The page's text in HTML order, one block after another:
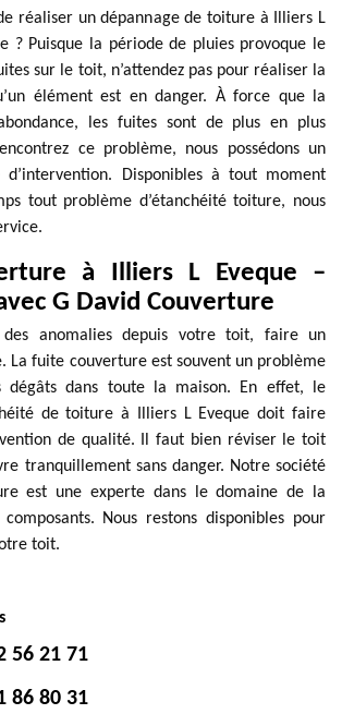
réaliser un dépannage de toiture à Illiers L
? Puisque la période de pluies provoque le
sur le toit, n’attendez pas pour réaliser la
élément est en danger. À force que la
les fuites sont de plus en plus
ce problème, nous possédons un
d’intervention. Disponibles à tout moment
tout problème d’étanchéité toiture, nous
à Illiers L Eveque –
G David Couverture
des anomalies depuis votre toit, faire un
La fuite couverture est souvent un problème
dégâts dans toute la maison. En effet, le
de toiture à Illiers L Eveque doit faire
de qualité. Il faut bien réviser le toit
tranquillement sans danger. Notre société
est une experte dans le domaine de la
Nous restons disponibles pour
toit.
56 21 71
86 80 31